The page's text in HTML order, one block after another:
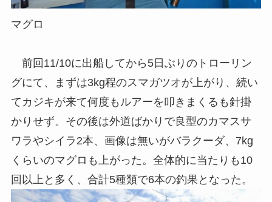
マグロ
前回11/10に出船してから5日ぶりのトローリン
グにて、まずは3kg程のスマガツオが上がり、続い
てカジキが来て何度もルアーを叩きまくるも針掛
かりせず。その後は外道ばかりで良型のカマスサ
ワラやシイラ2本、画像は無いがバラクーダ、7kg
くらいのマグロも上がった。全体的に当たりも10
回以上と多く、合計5種類で6本の釣果となった。